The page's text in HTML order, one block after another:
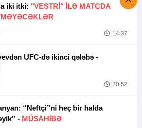
iki itki: "VESTRİ" İLƏ MATÇDA
14:37
Tofiq Musayevdən UFC-də ikinci qələbə -
20:52
“Neftçi”ni heç bir halda
- MÜSAHİBƏ